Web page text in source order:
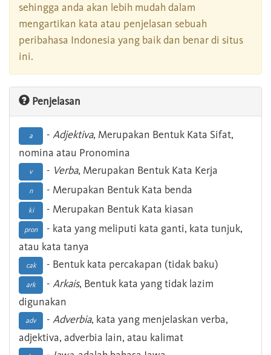
sehingga anda akan lebih mudah dalam
mengartikan kata atau penjelasan sebuah
peribahasa Indonesia yang baik dan benar di situs
ini.
Penjelasan
a - Adjektiva, Merupakan Bentuk Kata Sifat,
nomina atau Pronomina
v - Verba, Merupakan Bentuk Kata Kerja
n - Merupakan Bentuk Kata benda
ki - Merupakan Bentuk Kata kiasan
pron
- kata yang meliputi kata ganti, kata tunjuk,
atau kata tanya
cak - Bentuk kata percakapan (tidak baku)
ark - Arkais, Bentuk kata yang tidak lazim
digunakan
adv - Adverbia, kata yang menjelaskan verba,
adjektiva, adverbia lain, atau kalimat